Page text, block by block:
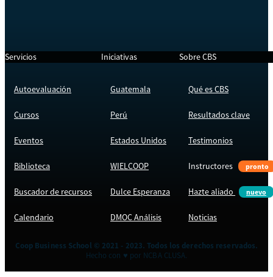
Servicios
Autoevaluación
Cursos
Eventos
Biblioteca
Buscador de recursos
Calendario
Iniciativas
Guatemala
Perú
Estados Unidos
WIELCOOP
Dulce Esperanza
DMOC Análisis
Sobre CBS
Qué es CBS
Resultados clave
Testimonios
Instructores pronto
Hazte aliado nuevo
Noticias
Coop Business School © 2021 - 2023. Todos los derechos reservados.
Hecho con ♥ por NCBA CLUSA.